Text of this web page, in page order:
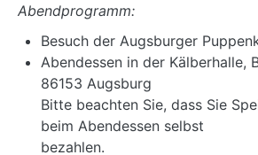
Abendprogramm:
Besuch der Augsburger
Abendessen in der Kälberhalle,
86153 Augsburg
Bitte beachten Sie, dass Sie
beim Abendessen selbst
bezahlen.